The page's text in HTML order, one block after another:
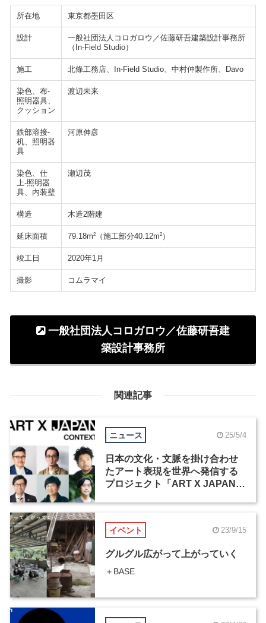
所在地 東京都墨田区
設計
一般社団法人コロガロウ／佐藤研吾建築設計事務所
（In-Field Studio）
施工 北條工務店、In-Field Studio、中村仲製作所、Davo
染色、布-
照明器具、
クッション
渡辺未来
鉄部溶接-
机、照明器
具
河原伸彦
染色、仕
上-照明器
具、内装壁
瀬辺茂
構造 木造2階建
延床面積 79.18m2（施工部分40.12m2）
竣工日 2020年1月
撮影 コムラマイ
一般社団法人コロガロウ／佐藤研吾建
築設計事務所
関連記事
ニュース 25/5/4
日本の文化・文脈を掛け合わせ
たアート表現を世界へ発信する
プロジェクト「ART X JAPAN
イベント 23/9/15
グルグル広がって上がっていく
＋BASE